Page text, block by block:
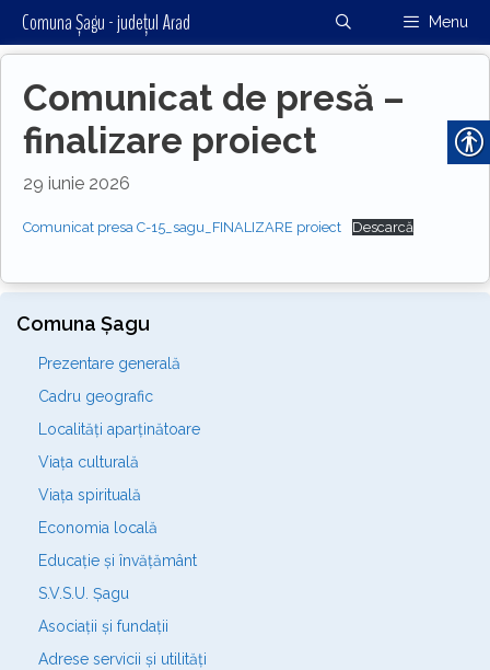
Sari
la
Comuna Șagu - județul Arad Menu
Comunicat de presă –
finalizare proiect
29 iunie 2026
Comunicat presa C-15_sagu_FINALIZARE proiect Descarcă
Comuna Șagu
Prezentare generală
Cadru geografic
Localități aparținătoare
Viața culturală
Viața spirituală
Economia locală
Educație și învățământ
S.V.S.U. Șagu
Asociații și fundații
Adrese servicii și utilități